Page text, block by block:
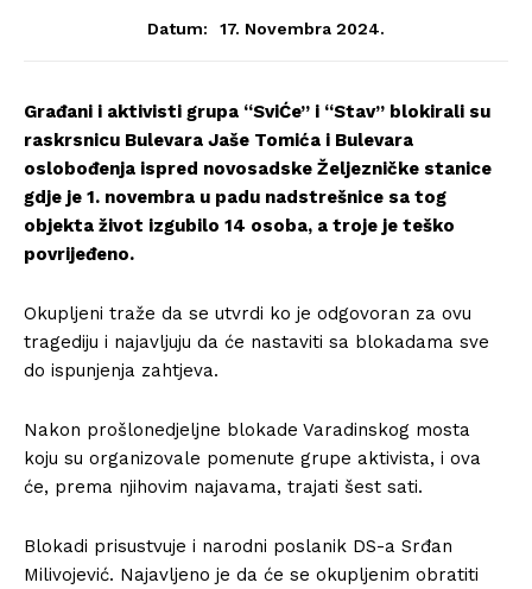
Datum: 17. Novembra 2024.
Građani i aktivisti grupa “SviĆe” i “Stav” blokirali su
raskrsnicu Bulevara Jaše Tomića i Bulevara
oslobođenja ispred novosadske Željezničke stanice
gdje je 1. novembra u padu nadstrešnice sa tog
objekta život izgubilo 14 osoba, a troje je teško
povrijeđeno.
Okupljeni traže da se utvrdi ko je odgovoran za ovu
tragediju i najavljuju da će nastaviti sa blokadama sve
do ispunjenja zahtjeva.
Nakon prošlonedjeljne blokade Varadinskog mosta
koju su organizovale pomenute grupe aktivista, i ova
će, prema njihovim najavama, trajati šest sati.
Blokadi prisustvuje i narodni poslanik DS-a Srđan
Milivojević. Najavljeno je da će se okupljenim obratiti